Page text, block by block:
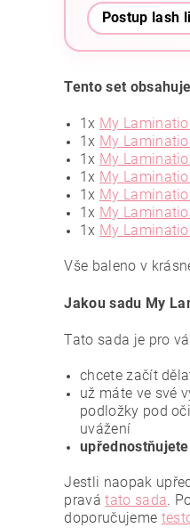
Postup lash
Tento set
1x My
1x My
1x My
1x My
1x My
1x My
1x My
Vše baleno v
Jakou sadu My
Tato sada je pro
chcete začít
už máte ve své
podložky pod
uvážení
Jestli naopak
pravátato sada.
doporučujeme